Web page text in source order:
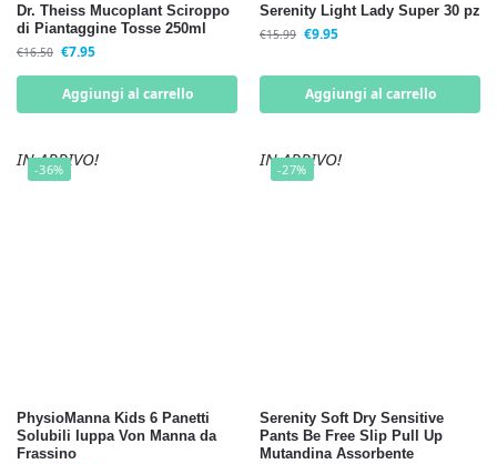
Dr. Theiss Mucoplant Sciroppo
di Piantaggine Tosse 250ml
€16.50 €7.95
Aggiungi al carrello
Serenity Light Lady Super 30 pz
€15.99 €9.95
Aggiungi al carrello
-36%
IN ARRIVO!
PhysioManna Kids 6 Panetti
Solubili Iuppa Von Manna da
Frassino
-27%
IN ARRIVO!
Serenity Soft Dry Sensitive
Pants Be Free Slip Pull Up
Mutandina Assorbente